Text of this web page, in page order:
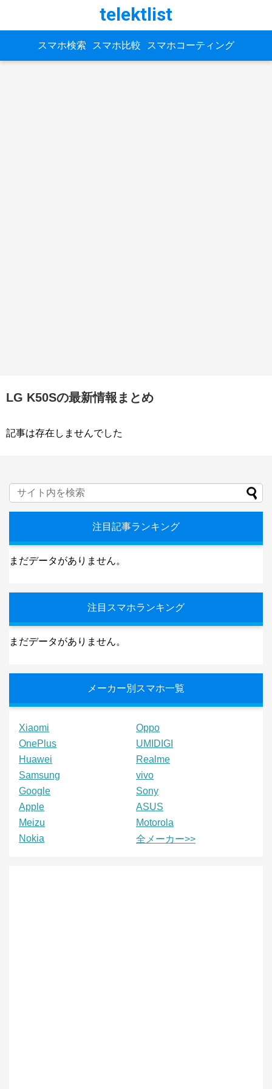
telektlist
スマホ検索 スマホ比較 スマホコーティング
LG K50Sの最新情報まとめ
記事は存在しませんでした
注目記事ランキング
まだデータがありません。
注目スマホランキング
まだデータがありません。
メーカー別スマホ一覧
Xiaomi
Oppo
OnePlus
UMIDIGI
Huawei
Realme
Samsung
vivo
Google
Sony
Apple
ASUS
Meizu
Motorola
Nokia
全メーカー>>